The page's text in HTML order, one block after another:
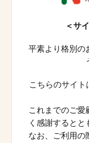
＜サ
平素より格別の
こちらのサイ
これまでのご愛
く感謝するとと
なお、ご利用の